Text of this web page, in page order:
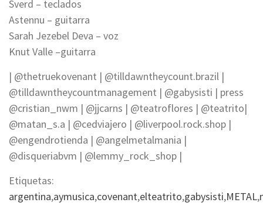
Sverd – teclados
Astennu – guitarra
Sarah Jezebel Deva – voz
Knut Valle –guitarra
| @thetruekovenant | @tilldawntheycount.brazil |
@tilldawntheycountmanagement | @gabysisti | press
@cristian_nwm | @jjcarns | @teatroflores | @teatrito|
@matan_s.a | @cedviajero | @liverpool.rock.shop |
@engendrotienda | @angelmetalmania |
@disqueriabvm | @lemmy_rock_shop |
Etiquetas:
argentina,aymusica,covenant,elteatrito,gabysisti,METAL,